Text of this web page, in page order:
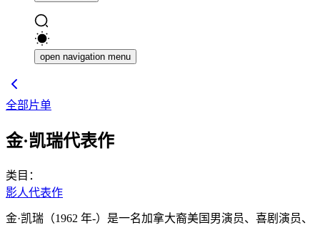
open navigation menu
全部片单
金·凯瑞代表作
类目：
影人代表作
金·凯瑞（1962 年-）是一名加拿大裔美国男演员、喜剧演员、